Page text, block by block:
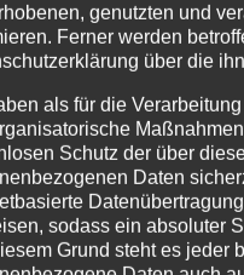
genutzten und
Ferner werden
über die
als für die
Schutz der über
Daten
sodass ein absoluter
Grund steht es jeder